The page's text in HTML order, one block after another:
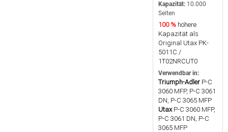
Kapazität: 10.000
Seiten
100 % höhere
Kapazität als
Original Utax PK-
5011C /
1T02NRCUT0
Verwendbar in:
Triumph-Adler P-C
3060 MFP, P-C 3061
DN, P-C 3065 MFP
Utax P-C 3060 MFP,
P-C 3061 DN, P-C
3065 MFP